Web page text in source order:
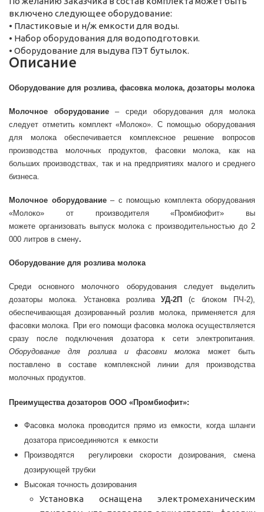
включено следующее оборудование:
• Пластиковые и н/ж емкости для воды.
• Набор оборудования для водоподготовки.
• Оборудование для выдува ПЭТ бутылок.
Описание
Оборудование для розлива, фасовка молока, дозаторы молока
Молочное оборудование– среди оборудования для молока
следует отметить комплект «Молоко». С помощью оборудования
для молока обеспечивается комплексное решение вопросов
производства молочных продуктов, фасовки молока, как на
больших производствах, так и на предприятиях малого и среднего
бизнеса.
Молочное оборудование– с помощью комплекта оборудования
«Молоко» от производителя «Промбиофит» вы
можете организовать выпуск молока с производительностью до 2
000 литров в смену.
Оборудование для розлива молока
Среди основного молочного оборудования следует выделить
дозаторы молока. Установка розливаУД-2П
(с блоком ПЧ-2),
обеспечивающая дозированный розлив молока, применяется для
фасовки молока. При его помощи фасовка молока осуществляется
сразу после подключения дозатора к сети электропитания.
Оборудование для розлива и фасовки молока может быть
поставлено в составе комплексной линии для производства
молочных продуктов.
Преимущества дозаторов ООО «Промбиофит»:
Фасовка молока проводится прямо из емкости, когда шланги
дозатора присоединяются к емкости
Производятся регулировки скорости дозирования, смена
дозирующей трубки
Высокая точность дозирования
Установка оснащена электромеханическим